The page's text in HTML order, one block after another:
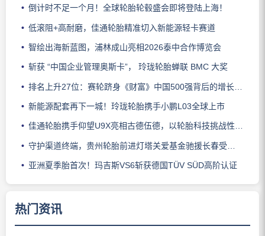
倒计时不足一个月！全球轮胎轮毂盛会即将登陆上海！
低滚阻+高耐磨，佳通轮胎精准切入新能源轻卡赛道
智绘出海新蓝图，浦林成山亮相2026泰中合作博览会
斩获 “中国企业管理奥斯卡”， 玲珑轮胎蝉联 BMC 大奖
排名上升27位：赛轮跻身《财富》中国500强背后的增长逻辑
新能源配套再下一城！玲珑轮胎携手小鹏L03全球上市
佳通轮胎携手仰望U9X亮相古德伍德，以轮胎科技挑战性能边界
守护渠道终端，贵州轮胎前进灯塔关爱基金驰援长春受灾门店
亚洲夏季胎首次！玛吉斯VS6斩获德国TÜV SÜD高阶认证
热门资讯